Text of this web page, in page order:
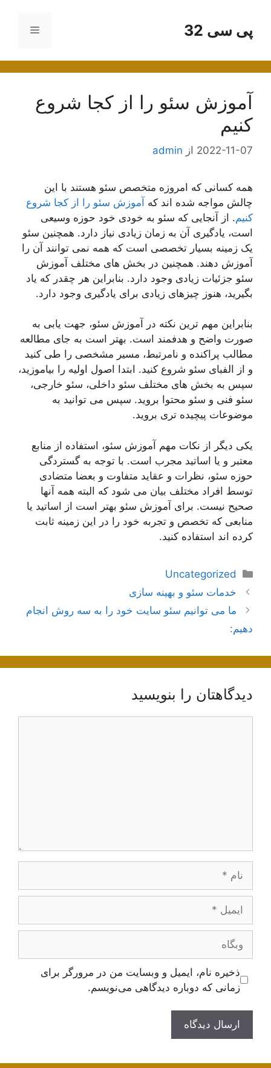
محتواپی سی 32 فهرست
آموزش سئو را از کجا شروع
کنیم
2022-11-07 از admin
همه کسانی که امروزه متخصص سئو هستند با این
چالش مواجه شده اند که آموزش سئو را از کجا شروع
کنیم. از آنجایی که سئو به خودی خود حوزه وسیعی
است، یادگیری آن به زمان زیادی نیاز دارد. همچنین سئو
یک زمینه بسیار تخصصی است که همه نمی توانند آن را
آموزش دهند. همچنین در بخش های مختلف آموزش
سئو جزئیات زیادی وجود دارد. بنابراین هر چقدر که یاد
بگیرید، هنوز چیزهای زیادی برای یادگیری وجود دارد.
بنابراین مهم ترین نکته در آموزش سئو، جهت یابی به
صورت واضح و هدفمند است. بهتر است به جای مطالعه
مطالب پراکنده و نامرتبط، مسیر مشخصی را طی کنید
و از الفبای سئو شروع کنید. ابتدا اصول اولیه را بیاموزید،
سپس به بخش های مختلف سئو داخلی، سئو خارجی،
سئو فنی و سئو محتوا بروید. سپس می توانید به
موضوعات پیچیده تری بروید.
یکی دیگر از نکات مهم آموزش سئو، استفاده از منابع
معتبر و یا اساتید مجرب است. با توجه به گستردگی
حوزه سئو، نظرات و عقاید متفاوت و بعضا متضادی
توسط افراد مختلف بیان می شود که البته همه آنها
صحیح نیست. برای آموزش سئو بهتر است از اساتید یا
منابعی که تخصص و تجربه خود را در این زمینه ثابت
کرده اند استفاده کنید.
دسته‌ها
Uncategorized
ناوبری
نوشته‌ها
خدمات سئو و بهینه سازی
ما می توانیم سئو سایت خود را به سه روش انجام
دهیم:
دیدگاهتان را بنویسید
وبگاه
ذخیره نام، ایمیل و وبسایت من در مرورگر برای
زمانی که دوباره دیدگاهی می‌نویسم.